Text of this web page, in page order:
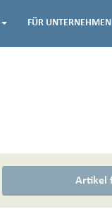
FÜR UNTERNEHMEN
Artikel